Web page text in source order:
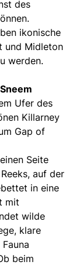
des
ikonische
und Midleton
werden.
Ufer des
Killarney
Gap of
Seite
auf der
in eine
mit
wilde
klare
beim